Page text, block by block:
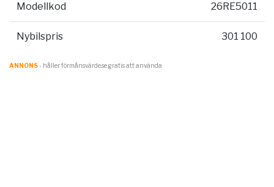
Modellkod 26RE5011
Nybilspris 301 100
ANNONS- håller förmånsvärde.se gratis att använda